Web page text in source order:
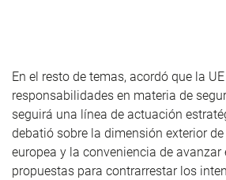
En el resto de temas, acordó que la
responsabilidades en materia de
seguirá una línea de actuación
debatió sobre la dimensión exterior
europea y la conveniencia de
propuestas para contrarrestar los